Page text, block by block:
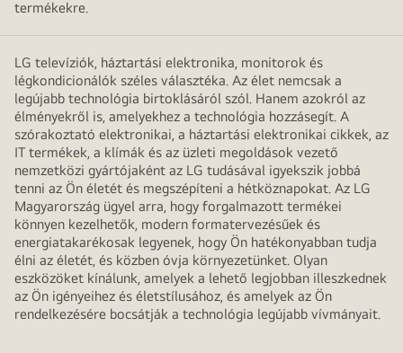
termékekre.
LG televíziók, háztartási elektronika, monitorok és
légkondicionálók széles választéka. Az élet nemcsak a
legújabb technológia birtoklásáról szól. Hanem azokról az
élményekről is, amelyekhez a technológia hozzásegít. A
szórakoztató elektronikai, a háztartási elektronikai cikkek, az
IT termékek, a klímák és az üzleti megoldások vezető
nemzetközi gyártójaként az LG tudásával igyekszik jobbá
tenni az Ön életét és megszépíteni a hétköznapokat. Az LG
Magyarország ügyel arra, hogy forgalmazott termékei
könnyen kezelhetők, modern formatervezésűek és
energiatakarékosak legyenek, hogy Ön hatékonyabban tudja
élni az életét, és közben óvja környezetünket. Olyan
eszközöket kínálunk, amelyek a lehető legjobban illeszkednek
az Ön igényeihez és életstílusához, és amelyek az Ön
rendelkezésére bocsátják a technológia legújabb vívmányait.